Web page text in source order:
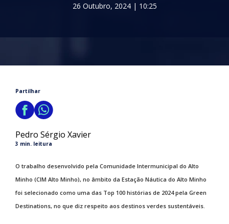
26 Outubro, 2024 | 10:25
Partilhar
Pedro Sérgio Xavier
3 min. leitura
O trabalho desenvolvido pela Comunidade Intermunicipal do Alto
Minho (CIM Alto Minho), no âmbito da Estação Náutica do Alto Minho
foi selecionado como uma das Top 100 histórias de 2024 pela Green
Destinations, no que diz respeito aos destinos verdes sustentáveis.